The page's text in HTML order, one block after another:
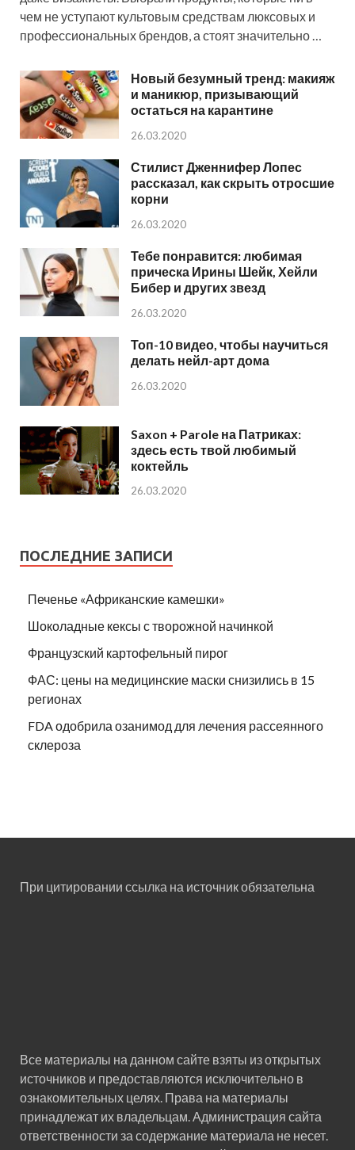
чем не уступают культовым средствам люксовых и
профессиональных брендов, а стоят значительно …
Новый безумный тренд: макияж
и маникюр, призывающий
остаться на карантине
26.03.2020
Стилист Дженнифер Лопес
рассказал, как скрыть отросшие
корни
26.03.2020
Тебе понравится: любимая
прическа Ирины Шейк, Хейли
Бибер и других звезд
26.03.2020
Топ-10 видео, чтобы научиться
делать нейл-арт дома
26.03.2020
Saxon + Parole на Патриках:
здесь есть твой любимый
коктейль
26.03.2020
ПОСЛЕДНИЕ ЗАПИСИ
Печенье «Африканские камешки»
Шоколадные кексы с творожной начинкой
Французский картофельный пирог
ФАС: цены на медицинские маски снизились в 15
регионах
FDA одобрила озанимод для лечения рассеянного
склероза
При цитировании ссылка на источник обязательна
Все материалы на данном сайте взяты из открытых
источников и предоставляются исключительно в
ознакомительных целях. Права на материалы
принадлежат их владельцам. Администрация сайта
ответственности за содержание материала не несет.